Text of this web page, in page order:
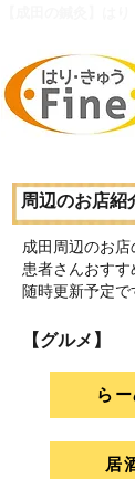
周辺のお店紹
成田周辺のお店
患者さんおすす
随時更新予定で
【グルメ】
ら
居